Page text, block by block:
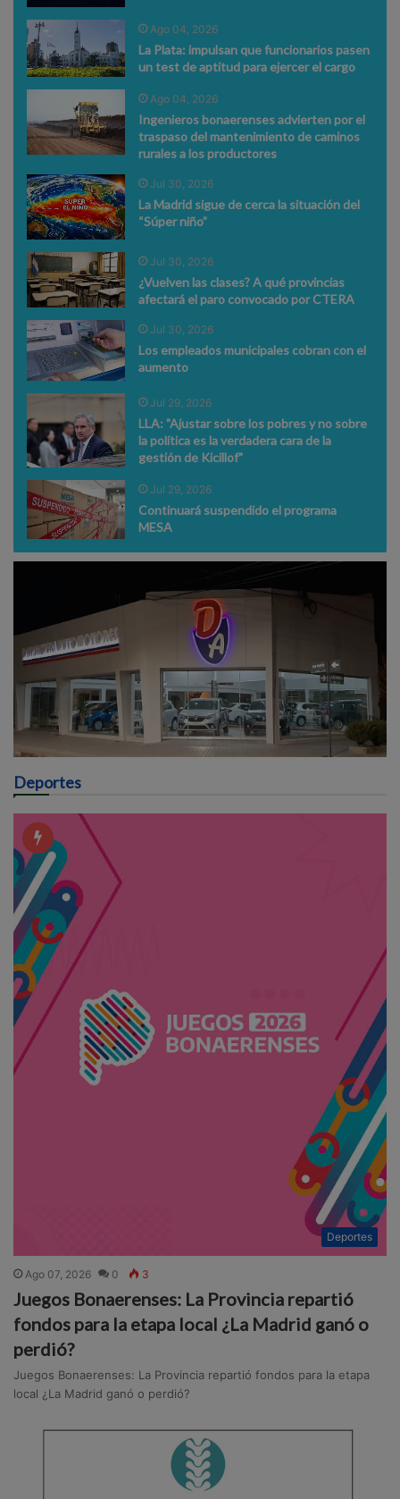
Ago 04, 2026
La Plata: impulsan que funcionarios pasen
un test de aptitud para ejercer el cargo
Ago 04, 2026
Ingenieros bonaerenses advierten por el
traspaso del mantenimiento de caminos
rurales a los productores
Jul 30, 2026
La Madrid sigue de cerca la situación del
“Súper niño”
Jul 30, 2026
¿Vuelven las clases? A qué provincias
afectará el paro convocado por CTERA
Jul 30, 2026
Los empleados municipales cobran con el
aumento
Jul 29, 2026
LLA: "Ajustar sobre los pobres y no sobre
la política es la verdadera cara de la
gestión de Kicillof"
Jul 29, 2026
Continuará suspendido el programa
MESA
Deportes
Deportes
Ago 07, 2026 0 3
Juegos Bonaerenses: La Provincia repartió
fondos para la etapa local ¿La Madrid ganó o
perdió?
Juegos Bonaerenses: La Provincia repartió fondos para la etapa
local ¿La Madrid ganó o perdió?